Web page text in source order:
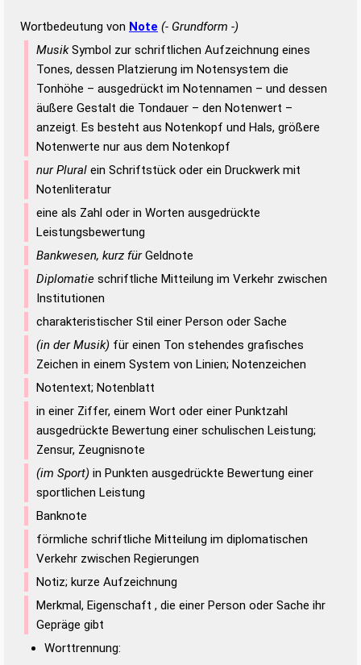
Wortbedeutung von Note (- Grundform -)
MusikSymbol zur schriftlichen Aufzeichnung eines
Tones, dessen Platzierung im Notensystem die
Tonhöhe – ausgedrückt im Notennamen – und dessen
äußere Gestalt die Tondauer – den Notenwert –
anzeigt. Es besteht aus Notenkopf und Hals, größere
Notenwerte nur aus dem Notenkopf
nur Plural ein Schriftstück oder ein Druckwerk mit
Notenliteratur
eine als Zahl oder in Worten ausgedrückte
Leistungsbewertung
Bankwesen, kurz fürGeldnote
Diplomatie schriftliche Mitteilung im Verkehr zwischen
Institutionen
charakteristischer Stil einer Person oder Sache
(in der Musik) für einen Ton stehendes grafisches
Zeichen in einem System von Linien; Notenzeichen
Notentext; Notenblatt
in einer Ziffer, einem Wort oder einer Punktzahl
ausgedrückte Bewertung einer schulischen Leistung;
Zensur, Zeugnisnote
(im Sport) in Punkten ausgedrückte Bewertung einer
sportlichen Leistung
Banknote
förmliche schriftliche Mitteilung im diplomatischen
Verkehr zwischen Regierungen
Notiz; kurze Aufzeichnung
Merkmal, Eigenschaft , die einer Person oder Sache ihr
Gepräge gibt
Worttrennung: